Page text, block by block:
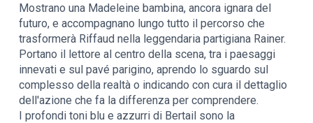
Mostrano una Madeleine bambina, ancora ignara del
futuro, e accompagnano lungo tutto il percorso che
trasformerà Riffaud nella leggendaria partigiana Rainer.
Portano il lettore al centro della scena, tra i paesaggi
innevati e sul pavé parigino, aprendo lo sguardo sul
complesso della realtà o indicando con cura il dettaglio
dell'azione che fa la differenza per comprendere.
I profondi toni blu e azzurri di Bertail sono la